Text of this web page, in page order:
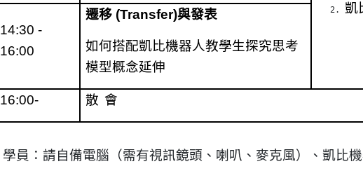
凱
14:30 -
16:00
遷移 (Transfer)與發表
如何搭配凱比機器人教學生探究思考
模型概念延伸
16:00- 散 會
學員：請自備電腦（需有視訊鏡頭、喇叭、麥克風）、凱比